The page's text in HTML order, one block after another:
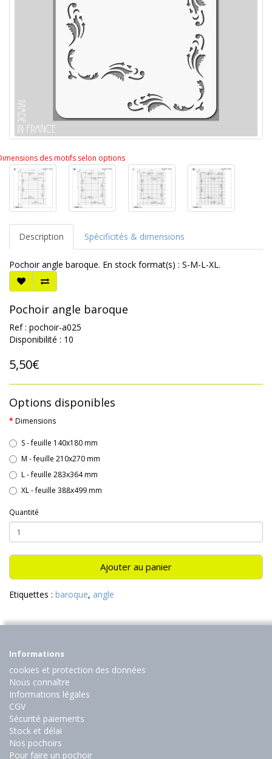
des motifs selon options
Description Spécificités & dimensions
Pochoir angle baroque. En stock format(s) : S-M-L-XL.
Pochoir angle baroque
Ref : pochoir-a025
Disponibilité : 10
5,50€
Options disponibles
Dimensions
S - feuille 140x180 mm
M - feuille 210x270 mm
L - feuille 283x364 mm
XL - feuille 388x499 mm
Quantité
Ajouter au panier
Etiquettes : baroque, angle
Informations
cookies et protection des données
Nous connaître
Informations légales
CGV
Sécurité paiements
Stock et délai
Nos pochoirs
Pour faire un pochoir